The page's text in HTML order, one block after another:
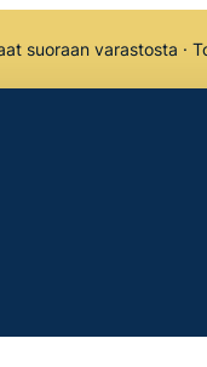
suoraan varastosta ·